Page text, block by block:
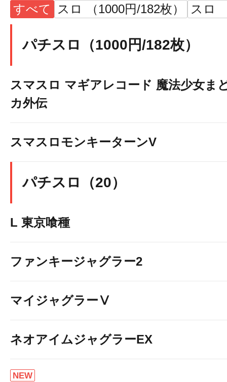
すべて スロ （1000円/182枚） スロ
パチスロ（1000円/182枚）
スマスロ マギアレコード 魔法少女ま
カ外伝
スマスロモンキーターンV
パチスロ（20）
L 東京喰種
ファンキージャグラー2
マイジャグラーⅤ
ネオアイムジャグラーEX
NEW